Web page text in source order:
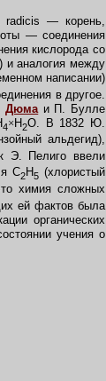
radicis — корень,
— соединения
кислорода со
и аналогия между
написании)
в другое.
Дюма и П. Булле
4×Н2О. В 1832 Ю.
альдегид),
Э. Пелиго ввели
C2H5 (хлористый
химия сложных
ей фактов была
органических
учения о